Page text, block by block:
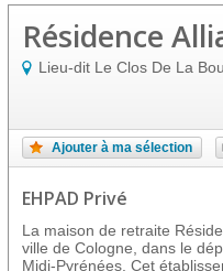
Résidence
Lieu-dit Le Clos De La
Ajouter à ma sélection
EHPAD Privé
La maison de retraite
ville de Cologne, dans le
Midi-Pyrénées. Cet